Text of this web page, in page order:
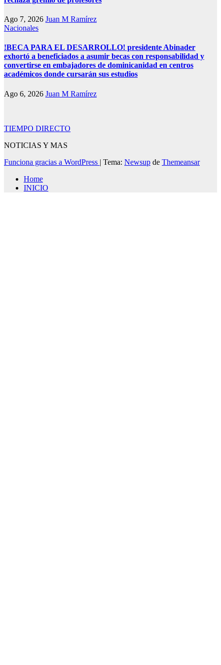
Ago 7, 2026 Juan M Ramírez
Nacionales
!BECA PARA EL DESARROLLO! presidente Abinader
exhortó a beneficiados a asumir becas con responsabilidad y
convertirse en embajadores de dominicanidad en centros
académicos donde cursarán sus estudios
Ago 6, 2026 Juan M Ramírez
TIEMPO DIRECTO
NOTICIAS Y MAS
Funciona gracias a WordPress | Tema: Newsup de Themeansar
Home
INICIO